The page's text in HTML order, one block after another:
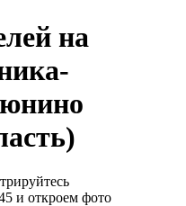
на
и откроем фото